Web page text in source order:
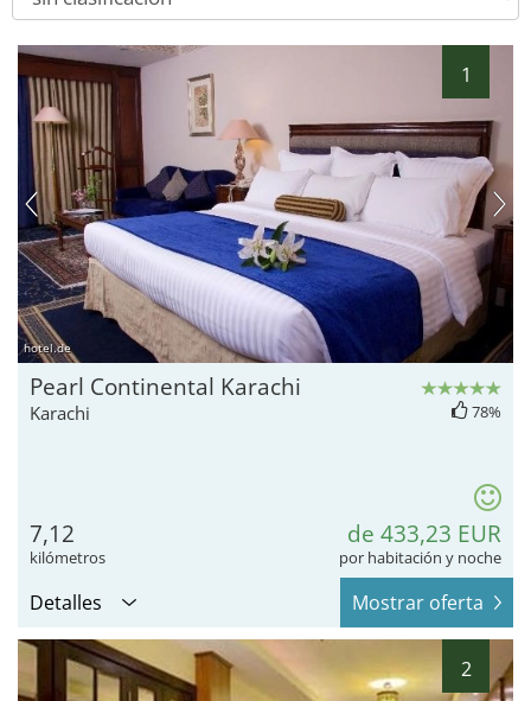
1
hotel.de
Pearl Continental Karachi
Karachi 78%
7,12
kilómetros
de 433,23 EUR
por habitación y noche
Detalles Mostrar oferta
2